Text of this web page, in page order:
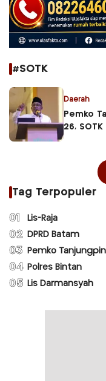
#SOTK
Daerah
Pemko
26,
Tag Terpopuler
01 Lis-Raja
02 DPRD Batam
03 Pemko
04 Polres Bintan
05 Lis Darmansyah